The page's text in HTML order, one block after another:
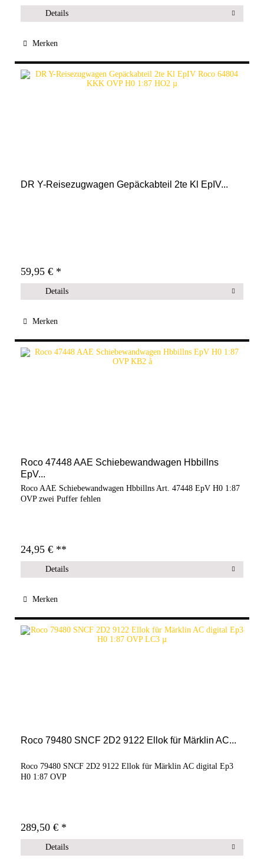
Details
Merken
DR Y-Reisezugwagen Gepäckabteil 2te Kl EpIV...
59,95 € *
Details
Merken
Roco 47448 AAE Schiebewandwagen Hbbillns
EpV...
Roco AAE Schiebewandwagen Hbbillns Art. 47448 EpV H0 1:87
OVP zwei Puffer fehlen
24,95 € **
Details
Merken
Roco 79480 SNCF 2D2 9122 Ellok für Märklin AC...
Roco 79480 SNCF 2D2 9122 Ellok für Märklin AC digital Ep3
H0 1:87 OVP
289,50 € *
Details